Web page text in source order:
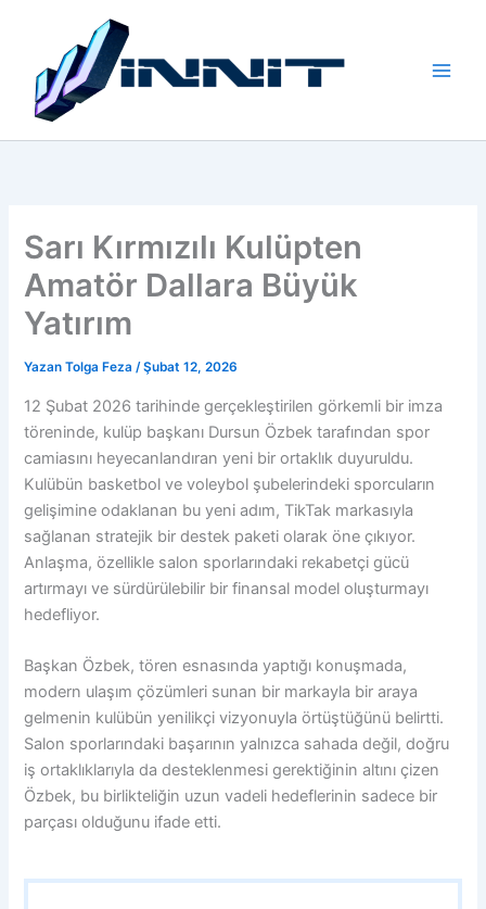
Sarı Kırmızılı Kulüpten
Amatör Dallara Büyük
Yatırım
Yazan Tolga Feza/Şubat 12, 2026
12 Şubat 2026 tarihinde gerçekleştirilen görkemli bir imza
töreninde, kulüp başkanı Dursun Özbek tarafından spor
camiasını heyecanlandıran yeni bir ortaklık duyuruldu.
Kulübün basketbol ve voleybol şubelerindeki sporcuların
gelişimine odaklanan bu yeni adım, TikTak markasıyla
sağlanan stratejik bir destek paketi olarak öne çıkıyor.
Anlaşma, özellikle salon sporlarındaki rekabetçi gücü
artırmayı ve sürdürülebilir bir finansal model oluşturmayı
hedefliyor.
Başkan Özbek, tören esnasında yaptığı konuşmada,
modern ulaşım çözümleri sunan bir markayla bir araya
gelmenin kulübün yenilikçi vizyonuyla örtüştüğünü belirtti.
Salon sporlarındaki başarının yalnızca sahada değil, doğru
iş ortaklıklarıyla da desteklenmesi gerektiğinin altını çizen
Özbek, bu birlikteliğin uzun vadeli hedeflerinin sadece bir
parçası olduğunu ifade etti.